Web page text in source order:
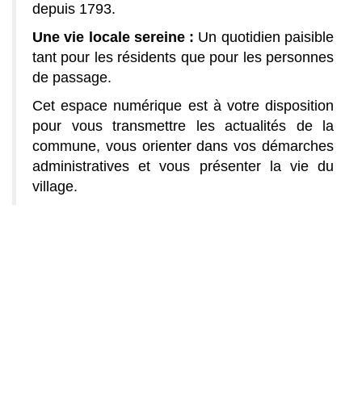
depuis 1793.
Une vie locale sereine : Un quotidien paisible
tant pour les résidents que pour les personnes
de passage.
Cet espace numérique est à votre disposition
pour vous transmettre les actualités de la
commune, vous orienter dans vos démarches
administratives et vous présenter la vie du
village.